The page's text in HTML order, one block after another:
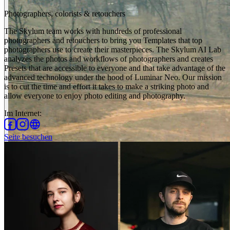
Photographers, colorists & retouchers
The Skylum team works with hundreds of professional
photographers and retouchers to bring you Templates that top
photographers use to create their masterpieces. The Skylum AI Lab
analyzes the photos and workflows of photographers and creates
Presets that are accessible to everyone and that take advantage of the
advanced technology under the hood of Luminar Neo. Our mission
is to cut the time and effort it takes to make a striking photo and
allow everyone to enjoy photo editing and photography.
Im Internet:
Seite besuchen